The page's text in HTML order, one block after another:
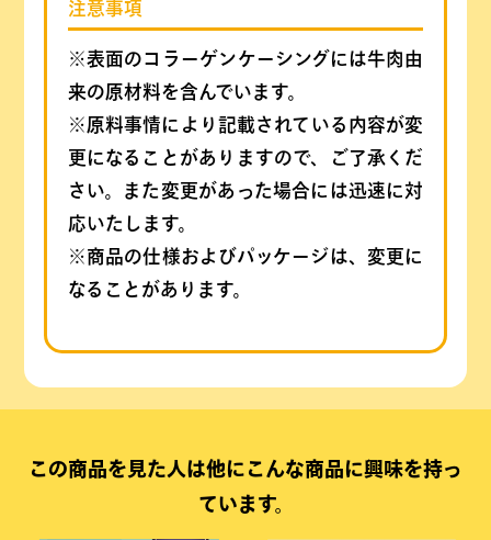
注意事項
※表面のコラーゲンケーシングには牛肉由
来の原材料を含んでいます。
※原料事情により記載されている内容が変
更になることがありますので、ご了承くだ
さい。また変更があった場合には迅速に対
応いたします。
※商品の仕様およびパッケージは、変更に
なることがあります。
この商品を見た人は他にこんな商品に興味を持っ
ています。